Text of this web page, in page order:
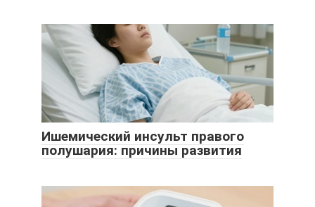
Ишемический инсульт правого
полушария: причины развития